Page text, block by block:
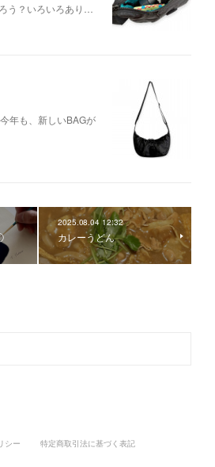
う？いろいろあり…
年も、新しいBAGが
2025.08.04 12:32
カレーうどん
シー 特定商取引法に基づく表記